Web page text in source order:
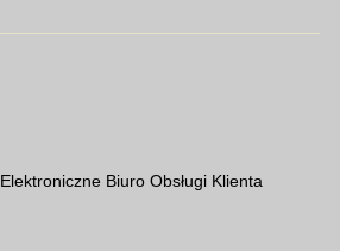
Elektroniczne Biuro Obsługi Klienta